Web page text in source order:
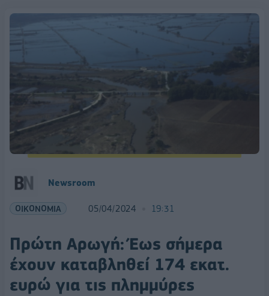
Newsroom
ΟΙΚΟΝΟΜΙΑ 05/04/2024 19:31
Πρώτη Αρωγή: Έως σήμερα
έχουν καταβληθεί 174 εκατ.
ευρώ για τις πλημμύρες